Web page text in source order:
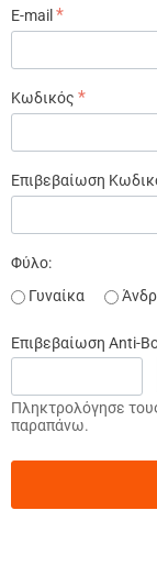
E-mail
Κωδικός
Επιβεβαίωση
Φύλο:
Γυναίκα
Επιβεβαίωση Anti-
Πληκτρολόγησε
παραπάνω.